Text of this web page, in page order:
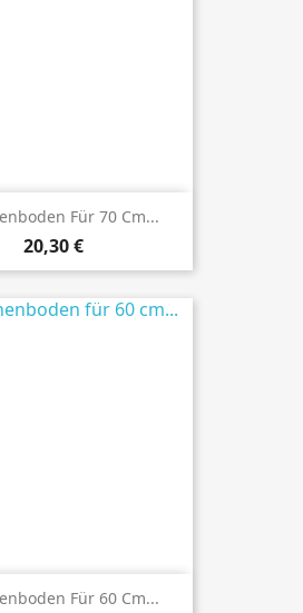
Für 70 Cm...
Preis
20,30 €
Für 60 Cm...